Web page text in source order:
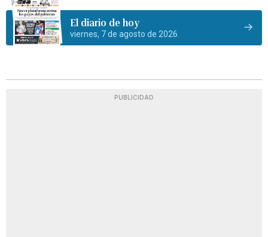
El diario de hoy
viernes, 7 de agosto de 2026
PUBLICIDAD